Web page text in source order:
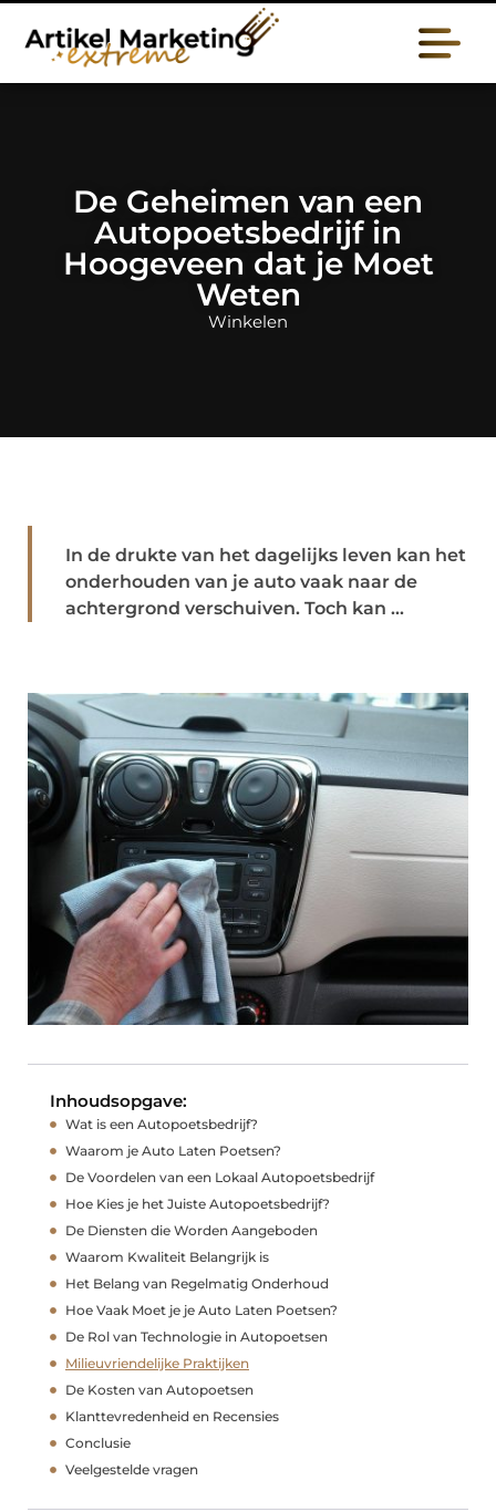
De Geheimen van een
Autopoetsbedrijf in
Hoogeveen dat je Moet
Weten
Winkelen
In de drukte van het dagelijks leven kan het
onderhouden van je auto vaak naar de
achtergrond verschuiven. Toch kan ...
Inhoudsopgave:
Wat is een Autopoetsbedrijf?
Waarom je Auto Laten Poetsen?
De Voordelen van een Lokaal Autopoetsbedrijf
Hoe Kies je het Juiste Autopoetsbedrijf?
De Diensten die Worden Aangeboden
Waarom Kwaliteit Belangrijk is
Het Belang van Regelmatig Onderhoud
Hoe Vaak Moet je je Auto Laten Poetsen?
De Rol van Technologie in Autopoetsen
Milieuvriendelijke Praktijken
De Kosten van Autopoetsen
Klanttevredenheid en Recensies
Conclusie
Veelgestelde vragen